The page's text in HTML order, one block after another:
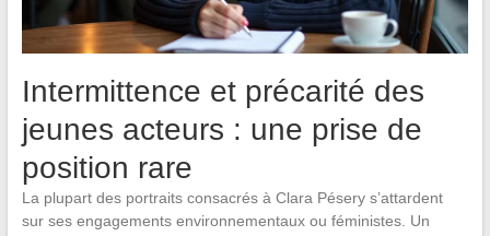
Intermittence et précarité des
jeunes acteurs : une prise de
position rare
La plupart des portraits consacrés à Clara Pésery s’attardent
sur ses engagements environnementaux ou féministes. Un